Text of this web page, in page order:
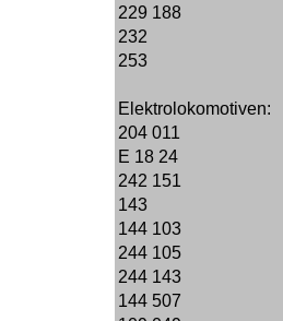
229 188
232
253
Elektrolokomotiven:
204 011
E 18 24
242 151
143
144 103
244 105
244 143
144 507